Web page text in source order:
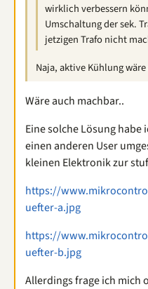
wirklich verbessern
Umschaltung der sek.
jetzigen Trafo nicht
Naja, aktive Kühlung
Wäre auch machbar..
Eine solche Lösung
einen anderen User
kleinen Elektronik zur
https://
uefter-a.jpg
https://
uefter-b.jpg
Allerdings frage ich mich